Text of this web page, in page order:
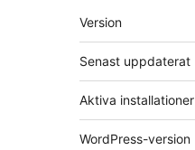
Meta
Version
Senast uppdaterat
Aktiva installationer
WordPress-version